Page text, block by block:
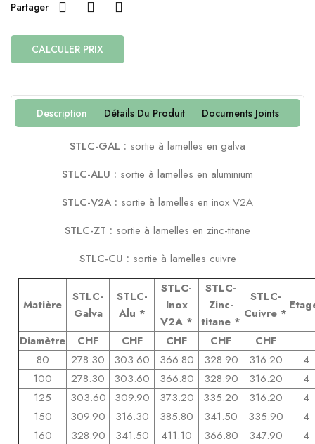
Partager
CALCULER PRIX
Description Détails Du Produit Documents Joints
STLC-GAL : sortie à lamelles en galva
STLC-ALU : sortie à lamelles en aluminium
STLC-V2A : sortie à lamelles en inox V2A
STLC-ZT : sortie à lamelles en zinc-titane
STLC-CU : sortie à lamelles cuivre
Matière
STLC-
Galva
STLC-
Alu *
STLC-
Inox
V2A *
STLC-
Zinc-
titane *
STLC-
Cuivre *
Diamètre CHF CHF CHF CHF
CHF
80
278.30 303.60 366.80 328.90 316.20
4
100
278.30 303.60 366.80 328.90 316.20
4
125
303.60 309.90 373.20 335.20 316.20
4
150
309.90 316.30 385.80 341.50 335.90
4
160
328.90 341.50 411.10 366.80 347.90
4